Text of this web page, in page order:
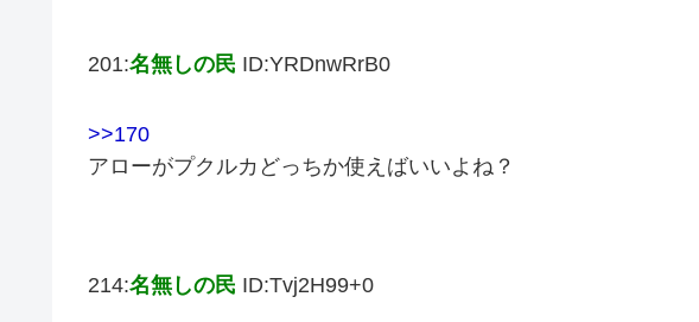
201:名無しの民 ID:YRDnwRrB0
>>170
アローがプクルカどっちか使えばいいよね？
214:名無しの民 ID:Tvj2H99+0